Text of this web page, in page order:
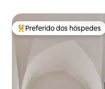
Entre os melhores
Preferido dos hóspedes